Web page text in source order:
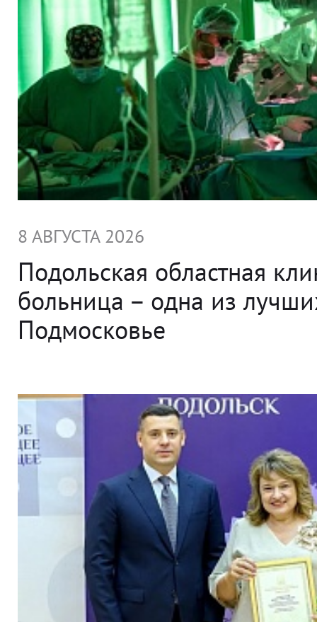
8 АВГУСТА 2026
Подольская областная
больница – одна из
Подмосковье